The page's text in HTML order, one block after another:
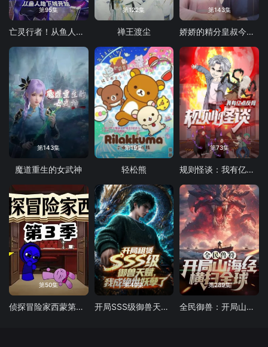
第95集
亡灵行者！从鱼人地下城开始 动态漫画
第122集
禅王渡尘
第143集
娇娇的精分皇叔今天又吃醋了
第143集
魔道重生的女武神
第19集
轻松熊
第73集
规则怪谈：我有亿点反骨
第50集
侦探冒险家西蒙第三季
第49集
开局SSS级御兽天赋，我成绝世妖孽动态漫画
第289集
全民御兽：开局山海经，我横扫全球